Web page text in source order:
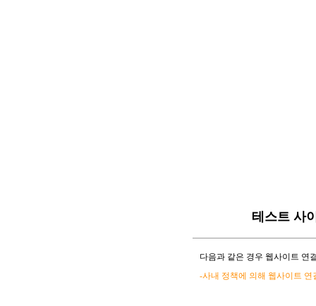
테스트 사
다음과 같은 경우 웹사이트 연
-사내 정책에 의해 웹사이트